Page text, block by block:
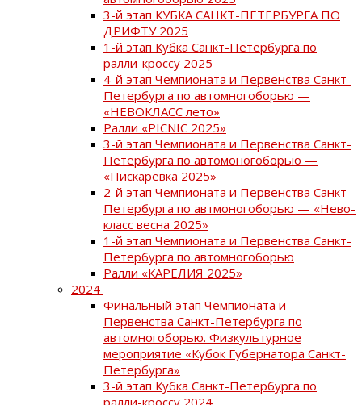
3-й этап КУБКА САНКТ-ПЕТЕРБУРГА ПО
ДРИФТУ 2025
1-й этап Кубка Санкт-Петербурга по
ралли-кроссу 2025
4-й этап Чемпионата и Первенства Санкт-
Петербурга по автомногоборью —
«НЕВОКЛАСС лето»
Ралли «PICNIC 2025»
3-й этап Чемпионата и Первенства Санкт-
Петербурга по автомоногоборью —
«Пискаревка 2025»
2-й этап Чемпионата и Первенства Санкт-
Петербурга по автмоногоборью — «Нево-
класс весна 2025»
1-й этап Чемпионата и Первенства Санкт-
Петербурга по автомногоборью
Ралли «КАРЕЛИЯ 2025»
2024
Финальный этап Чемпионата и
Первенства Санкт-Петербурга по
автомногоборью. Физкультурное
мероприятие «Кубок Губернатора Санкт-
Петербурга»
3-й этап Кубка Санкт-Петербурга по
ралли-кроссу 2024